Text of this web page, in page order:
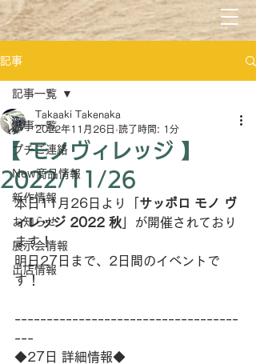
記事
記事一覧
プチご連絡
New商品情報
新作情報
お知らせ
展示会情報
出店情報
記事一覧
【 モノヴィレッジ 】
2022/11/26
Takaaki Takenaka
2022年11月26日 読了時間: 1分
本日11月26日より「 サッポロ モノ ヴ
ィレッジ 2022 秋 」が開催されており
ます！
明日27日まで、2日間のイベントで
す！
-----------------------------------
---
◆27日 詳細情報◆